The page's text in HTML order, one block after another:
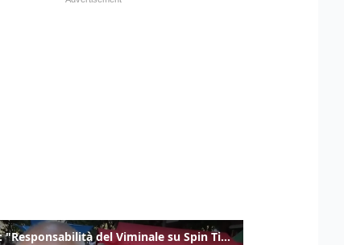
Gualtieri: "Responsabilità del Viminale su Spin Time? La posizione dei partiti è nota"